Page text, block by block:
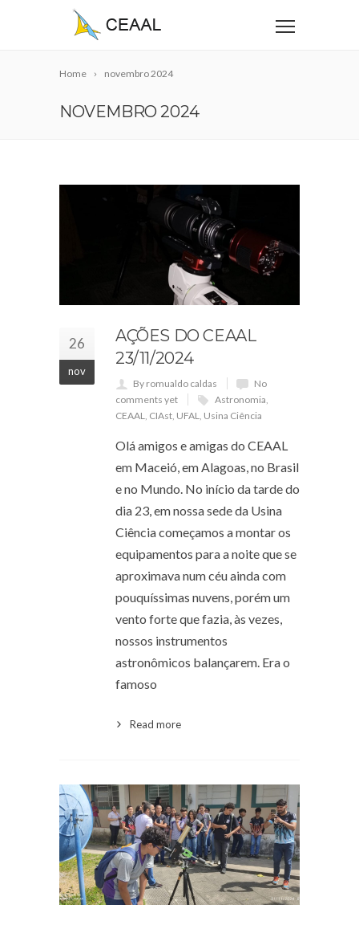
Home novembro 2024
NOVEMBRO 2024
26
nov
AÇÕES DO CEAAL
23/11/2024
By romualdo caldas
No
comments yet
Astronomia,
CEAAL, CIAst, UFAL, Usina Ciência
Olá amigos e amigas do CEAAL
em Maceió, em Alagoas, no Brasil
e no Mundo. No início da tarde do
dia 23, em nossa sede da Usina
Ciência começamos a montar os
equipamentos para a noite que se
aproximava num céu ainda com
pouquíssimas nuvens, porém um
vento forte que fazia, às vezes,
nossos instrumentos
astronômicos balançarem. Era o
famoso
Read more